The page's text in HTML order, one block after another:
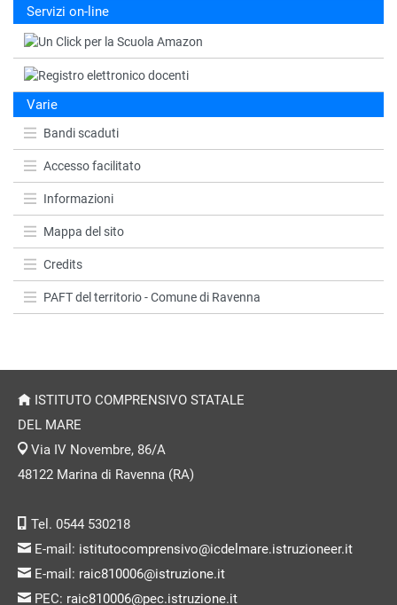
Servizi on-line
Varie
Bandi scaduti
Accesso facilitato
Informazioni
Mappa del sito
Credits
PAFT del territorio - Comune di Ravenna
ISTITUTO COMPRENSIVO STATALE
DEL MARE
Via IV Novembre, 86/A
48122 Marina di Ravenna (RA)
Tel. 0544 530218
E-mail: istitutocomprensivo@icdelmare.istruzioneer.it
E-mail: raic810006@istruzione.it
PEC: raic810006@pec.istruzione.it